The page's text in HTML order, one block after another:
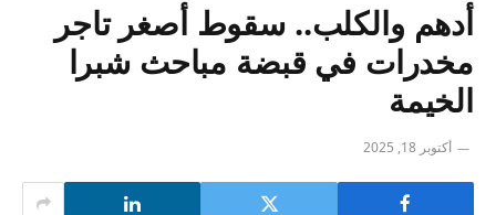
أدهم والكلب.. سقوط أصغر تاجر
مخدرات في قبضة مباحث شبرا
الخيمة
أكتوبر 18, 2025